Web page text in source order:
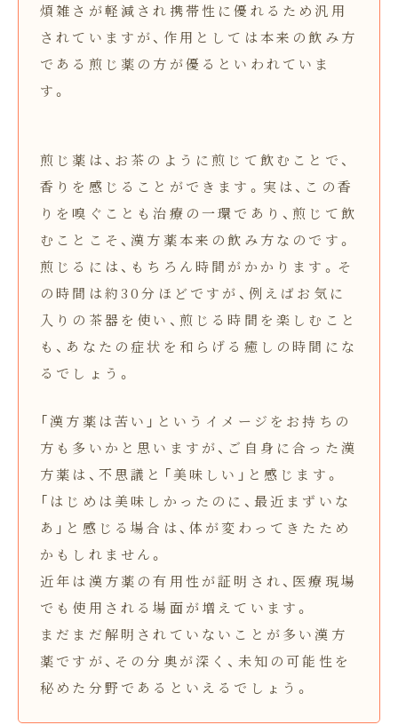
煩雑さが軽減され携帯性に優れるため汎用
されていますが、作用としては本来の飲み方
である煎じ薬の方が優るといわれていま
す。
煎じ薬は、お茶のように煎じて飲むことで、
香りを感じることができます。実は、この香
りを嗅ぐことも治療の一環であり、煎じて飲
むことこそ、漢方薬本来の飲み方なのです。
煎じるには、もちろん時間がかかります。そ
の時間は約30分ほどですが、例えばお気に
入りの茶器を使い、煎じる時間を楽しむこと
も、あなたの症状を和らげる癒しの時間にな
るでしょう。
「漢方薬は苦い」というイメージをお持ちの
方も多いかと思いますが、ご自身に合った漢
方薬は、不思議と「美味しい」と感じます。
「はじめは美味しかったのに、最近まずいな
あ」と感じる場合は、体が変わってきたため
かもしれません。
近年は漢方薬の有用性が証明され、医療現場
でも使用される場面が増えています。
まだまだ解明されていないことが多い漢方
薬ですが、その分奥が深く、未知の可能性を
秘めた分野であるといえるでしょう。